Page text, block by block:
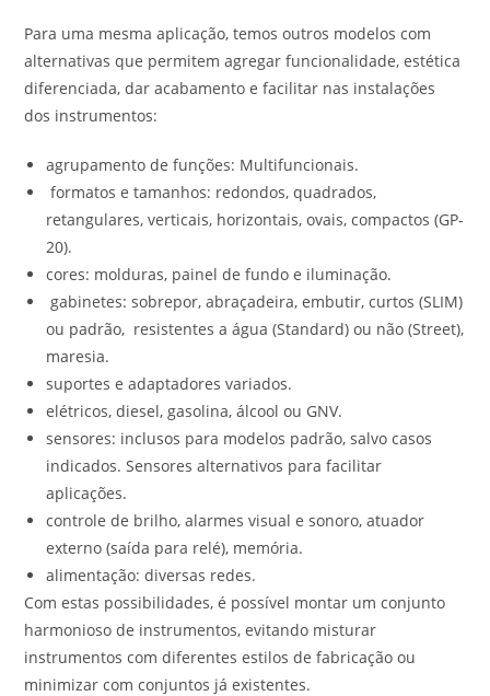
Para uma mesma aplicação, temos outros modelos com
alternativas que permitem agregar funcionalidade, estética
diferenciada, dar acabamento e facilitar nas instalações
dos instrumentos:
agrupamento de funções: Multifuncionais.
formatos e tamanhos: redondos, quadrados,
retangulares, verticais, horizontais, ovais, compactos (GP-
20).
cores: molduras, painel de fundo e iluminação.
gabinetes: sobrepor, abraçadeira, embutir, curtos (SLIM)
ou padrão, resistentes a água (Standard) ou não (Street),
maresia.
suportes e adaptadores variados.
elétricos, diesel, gasolina, álcool ou GNV.
sensores: inclusos para modelos padrão, salvo casos
indicados. Sensores alternativos para facilitar
aplicações.
controle de brilho, alarmes visual e sonoro, atuador
externo (saída para relé), memória.
alimentação: diversas redes.
Com estas possibilidades, é possível montar um conjunto
harmonioso de instrumentos, evitando misturar
instrumentos com diferentes estilos de fabricação ou
minimizar com conjuntos já existentes.